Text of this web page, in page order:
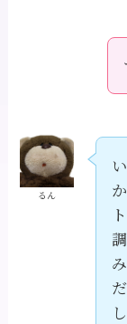
るん